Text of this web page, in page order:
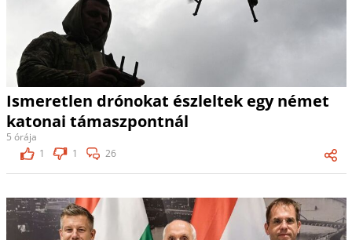
Ismeretlen drónokat észleltek egy német
katonai támaszpontnál
5 órája
1
1 26